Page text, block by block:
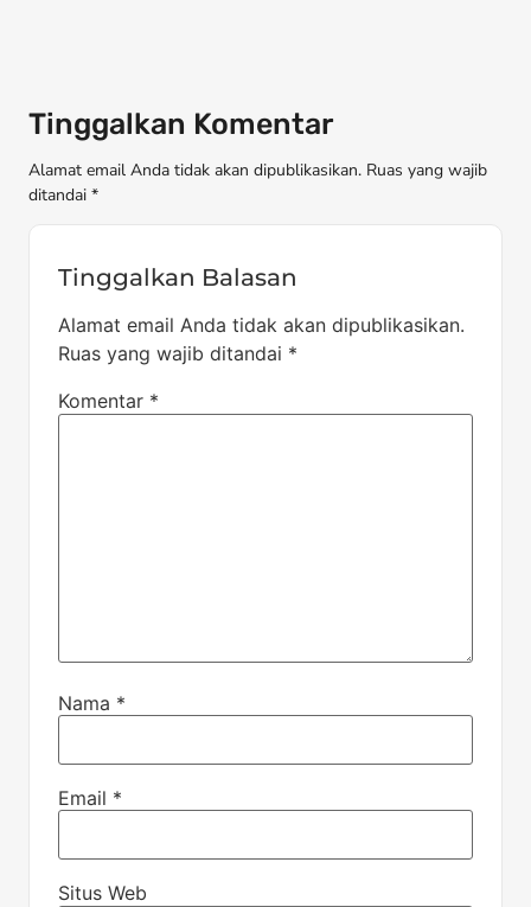
Tinggalkan Komentar
Alamat email Anda tidak akan dipublikasikan. Ruas yang wajib
ditandai *
Tinggalkan Balasan
Alamat email Anda tidak akan dipublikasikan.
Ruas yang wajib ditandai *
Komentar *
Nama *
Email *
Situs Web